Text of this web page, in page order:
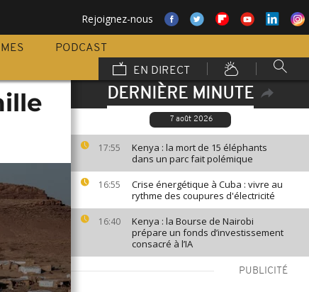
Rejoignez-nous
PODCAST
EN DIRECT
DERNIÈRE MINUTE
7 août 2026
17:55
Kenya : la mort de 15 éléphants
dans un parc fait polémique
16:55
Crise énergétique à Cuba : vivre au
rythme des coupures d'électricité
16:40
Kenya : la Bourse de Nairobi
prépare un fonds d’investissement
consacré à l’IA
PUBLICITÉ